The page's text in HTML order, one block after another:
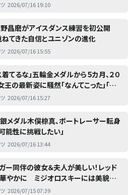
2026/07/16 19:10
昌磨がアイスダンス練習を初公開
てきた自信とユニゾンの進化
2026/07/16 15:55
着てるな」五輪金メダルから５カ月、２０
王の最新姿に騒然「なんてこった」「ワ
2026/07/16 15:27
銀メダル木俣椋真、ボートレーサー転身
能性に挑戦したい」
2026/07/16 13:44
ー同伴の彼女＆夫人が美しい！レッド
やかに ミジオロスキーには美貌の
クレメントの婚約者が抜群の透明感
2026/07/15 07:39